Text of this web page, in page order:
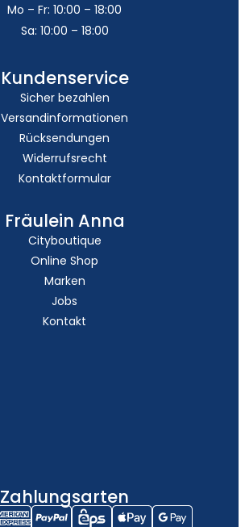
Mo – Fr: 10:00 – 18:00
Sa: 10:00 – 18:00
Kundenservice
Sicher bezahlen
Versandinformationen
Rücksendungen
Widerrufsrecht
Kontaktformular
Fräulein Anna
Cityboutique
Online Shop
Marken
Jobs
Kontakt
Zahlungsarten